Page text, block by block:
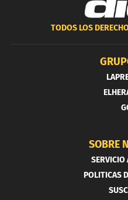
TODOS LOS
SOBRE
SERVICIO
POLITICAS